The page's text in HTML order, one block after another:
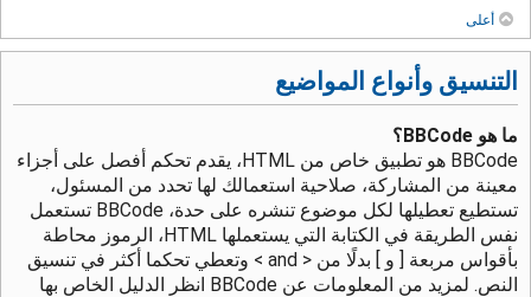
أعلى
التنسيق وأنواع المواضيع
ما هو BBCode؟
BBCode هو تطبيق خاص من HTML، يقدم تحكم أفصل على أجزاء
معينة من المشاركة، صلاحية استعمالك لها تحدد من المسئول،
تستطيع تعطيلها لكل موضوع تنشره على حدة، BBCode تستعمل
نفس الطريقة في الكتابة التي يستعملها HTML، الرموز محاطة
بأقواس مربعة [ و ] بدلًا من < and > وتعطي تحكما أكثر في تنسيق
النص. لمزيد من المعلومات عن BBCode انظر الدليل الخاص بها